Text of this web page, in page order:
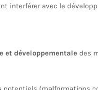
interférer avec le
et développementaledes